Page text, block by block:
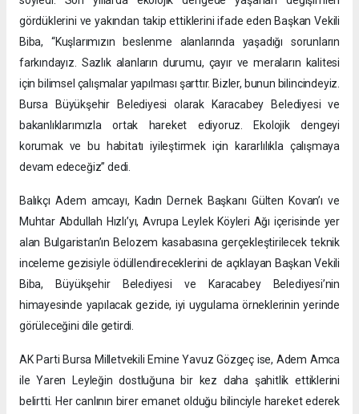
gördüklerini ve yakından takip ettiklerini ifade eden Başkan Vekili
Biba, “Kuşlarımızın beslenme alanlarında yaşadığı sorunların
farkındayız. Sazlık alanların durumu, çayır ve meraların kalitesi
için bilimsel çalışmalar yapılması şarttır. Bizler, bunun bilincindeyiz.
Bursa Büyükşehir Belediyesi olarak Karacabey Belediyesi ve
bakanlıklarımızla ortak hareket ediyoruz. Ekolojik dengeyi
korumak ve bu habitatı iyileştirmek için kararlılıkla çalışmaya
devam edeceğiz” dedi.
Balıkçı Adem amcayı, Kadın Dernek Başkanı Gülten Kovan’ı ve
Muhtar Abdullah Hızlı’yı, Avrupa Leylek Köyleri Ağı içerisinde yer
alan Bulgaristan’ın Belozem kasabasına gerçekleştirilecek teknik
inceleme gezisiyle ödüllendireceklerini de açıklayan Başkan Vekili
Biba, Büyükşehir Belediyesi ve Karacabey Belediyesi’nin
himayesinde yapılacak gezide, iyi uygulama örneklerinin yerinde
görüleceğini dile getirdi.
AK Parti Bursa Milletvekili Emine Yavuz Gözgeç ise, Adem Amca
ile Yaren Leyleğin dostluğuna bir kez daha şahitlik ettiklerini
belirtti. Her canlının birer emanet olduğu bilinciyle hareket ederek